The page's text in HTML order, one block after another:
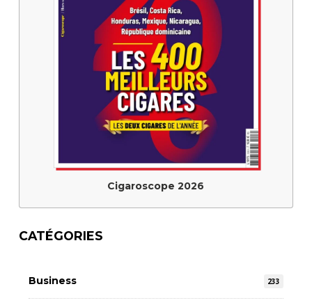
Cigaroscope 2026
CATÉGORIES
Business 233